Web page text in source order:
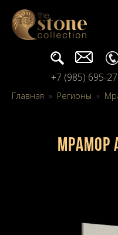
Поиск...
+7 (985) 695-
Главная » Регионы »
Мрамор